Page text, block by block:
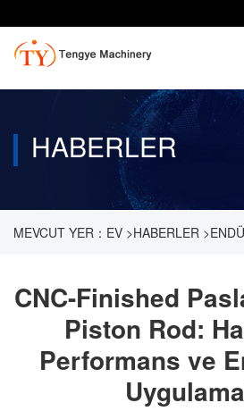
HABERLER
MEVCUT YER： EV >HABERLER >
PERFORMANS VE ENDÜSTRIYEL
CNC-Finished
Piston Rod:
Performans ve